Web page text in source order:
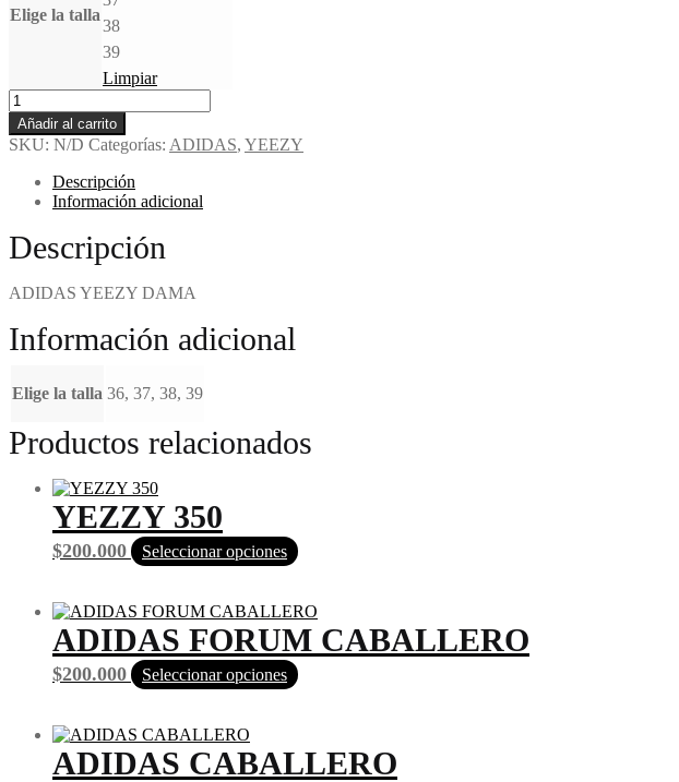
Elige la talla
38
39
Limpiar
Añadir al carrito
SKU: N/D Categorías: ADIDAS, YEEZY
Descripción
Información adicional
Descripción
ADIDAS YEEZY DAMA
Información adicional
Elige la talla 36, 37, 38, 39
Productos relacionados
YEZZY 350
$200.000 Seleccionar opciones
ADIDAS FORUM CABALLERO
$200.000 Seleccionar opciones
ADIDAS CABALLERO